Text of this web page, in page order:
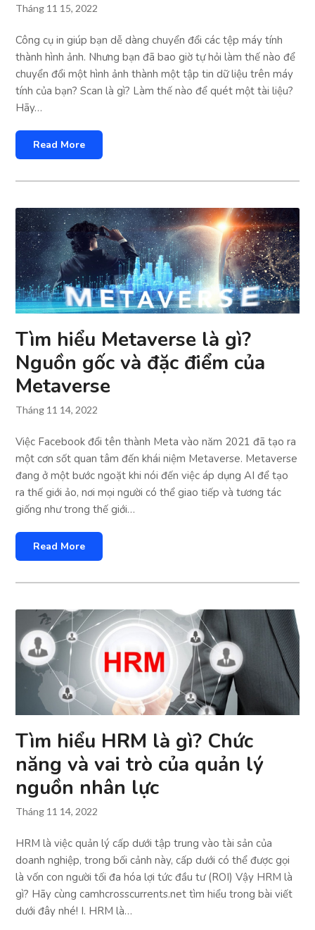
Tháng 11 15, 2022
Công cụ in giúp bạn dễ dàng chuyển đổi các tệp máy tính
thành hình ảnh. Nhưng bạn đã bao giờ tự hỏi làm thế nào để
chuyển đổi một hình ảnh thành một tập tin dữ liệu trên máy
tính của bạn? Scan là gì? Làm thế nào để quét một tài liệu?
Hãy…
Read More
Tìm hiểu Metaverse là gì?
Nguồn gốc và đặc điểm của
Metaverse
Tháng 11 14, 2022
Việc Facebook đổi tên thành Meta vào năm 2021 đã tạo ra
một cơn sốt quan tâm đến khái niệm Metaverse. Metaverse
đang ở một bước ngoặt khi nói đến việc áp dụng AI để tạo
ra thế giới ảo, nơi mọi người có thể giao tiếp và tương tác
giống như trong thế giới…
Read More
Tìm hiểu HRM là gì? Chức
năng và vai trò của quản lý
nguồn nhân lực
Tháng 11 14, 2022
HRM là việc quản lý cấp dưới tập trung vào tài sản của
doanh nghiệp, trong bối cảnh này, cấp dưới có thể được gọi
là vốn con người tối đa hóa lợi tức đầu tư (ROI) Vậy HRM là
gì? Hãy cùng camhcrosscurrents.net tìm hiểu trong bài viết
dưới đây nhé! I. HRM là…